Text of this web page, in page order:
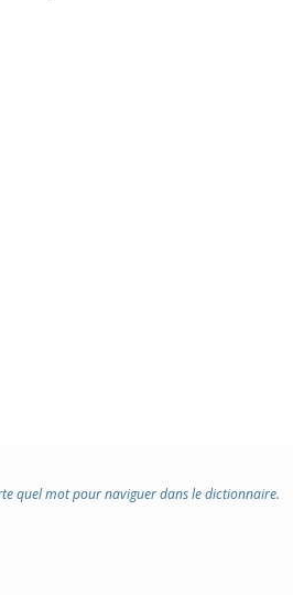
quel mot pour naviguer dans le dictionnaire.